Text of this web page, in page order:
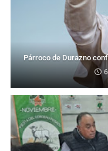
Párroco de Durazno